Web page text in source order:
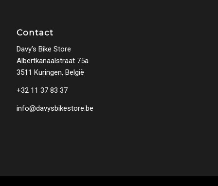
Contact
Davy’s Bike Store
Albertkanaalstraat 75a
3511 Kuringen, België
+32 11 37 83 37
info@davysbikestore.be